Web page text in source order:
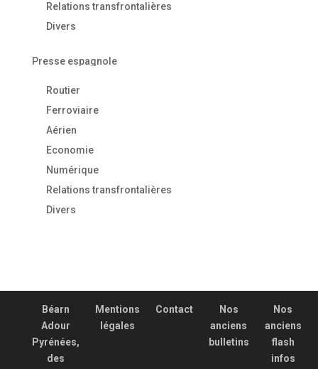
Relations transfrontalières
Divers
Presse espagnole
Routier
Ferroviaire
Aérien
Economie
Numérique
Relations transfrontalières
Divers
Béarn
Adour
Pyrénées,
des
Mentions
légales
Contact
Nos
anciens
bulletins
Nos
anciens
flash
infos